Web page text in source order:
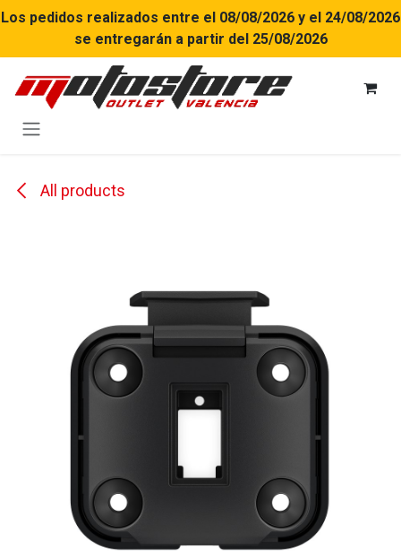
Ir al contenido
Los pedidos realizados entre el 08/08/2026 y el 24/08/2026
se entregarán a partir del 25/08/2026
All products